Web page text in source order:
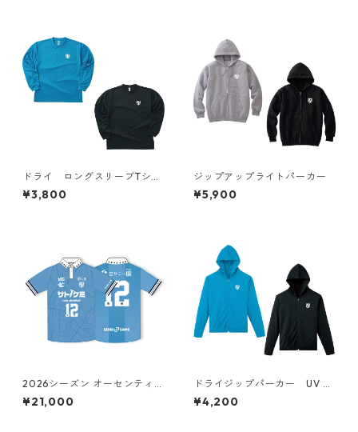
ドライ ロングスリーブTシャ
ツ UV CUT
¥3,800
ジップアップライトパーカー
¥5,900
2026シーズン オーセンティッ
クユニフォーム（FP/HOME）
¥21,000
ドライジップパーカー UV C
UT
¥4,200